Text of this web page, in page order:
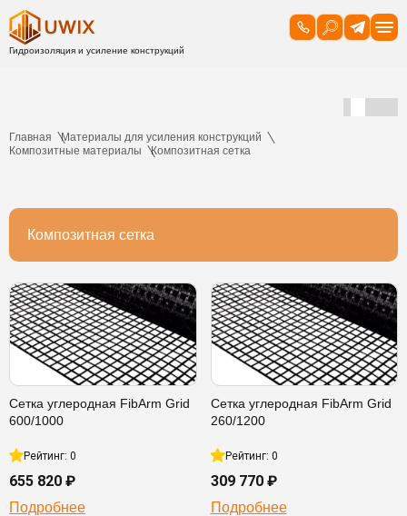
Главная
Материалы для усиления конструкций
Композитные материалы
Композитная сетка
Композитная сетка
Сетка углеродная FibArm Grid
600/1000
Рейтинг: 0
655 820 ₽
Подробнее
Сетка углеродная FibArm Grid
260/1200
Рейтинг: 0
309 770 ₽
Подробнее